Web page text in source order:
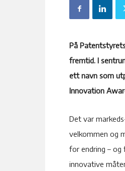
På
fremtid. I
ett navn som
Innovation
Det var
velkommen og
for endring –
innovative